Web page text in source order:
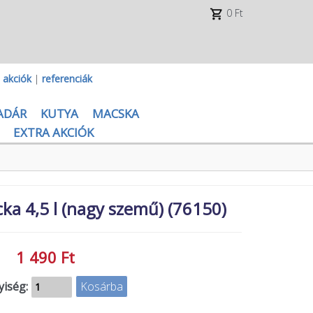
0 Ft
akciók| referenciák
KUTYA
MACSKA
EXTRA AKCIÓK
4,5 l (nagy szemű) (76150)
1 490 Ft